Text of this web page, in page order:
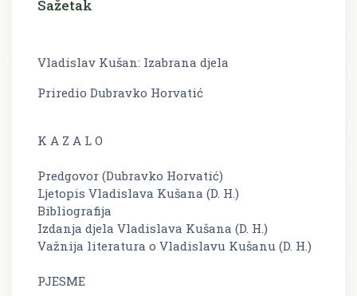
Sažetak
Vladislav Kušan: Izabrana djela
Priredio Dubravko Horvatić
K A Z A L O
Predgovor (Dubravko Horvatić)
Ljetopis Vladislava Kušana (D. H.)
Bibliografija
Izdanja djela Vladislava Kušana (D. H.)
Važnija literatura o Vladislavu Kušanu (D. H.)
PJESME